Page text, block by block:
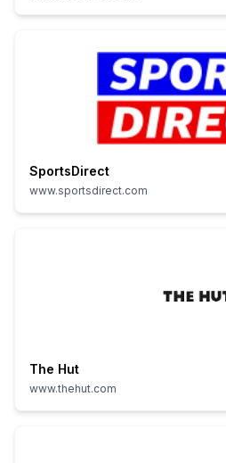
SportsDirect
www.sportsdirect.com
The Hut
www.thehut.com